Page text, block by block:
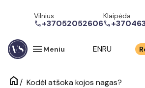
Vilnius
call+37052052606
Klaipėda
call
menu Meniu ENRU
home/ Kodėl atšoka kojos nagas?